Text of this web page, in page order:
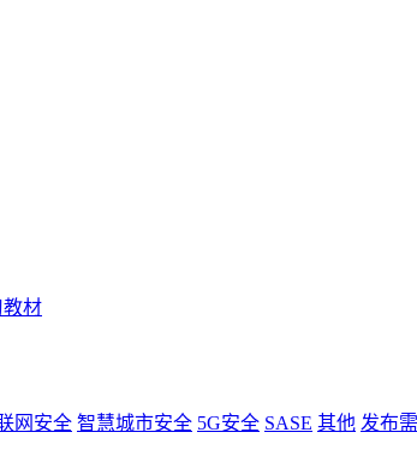
教材
网安全 智慧城市安全 5G安全 SASE 其他 发布